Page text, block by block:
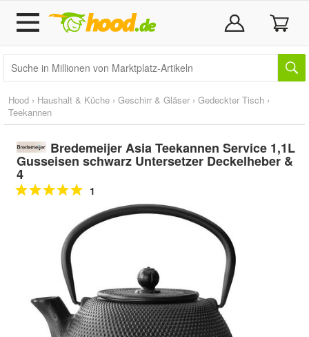
Hood › Haushalt & Küche › Geschirr & Gläser › Gedeckter Tisch ›
Teekannen
Bredemeijer Asia Teekannen Service 1,1L
Gusseisen schwarz Untersetzer Deckelheber &
4
1